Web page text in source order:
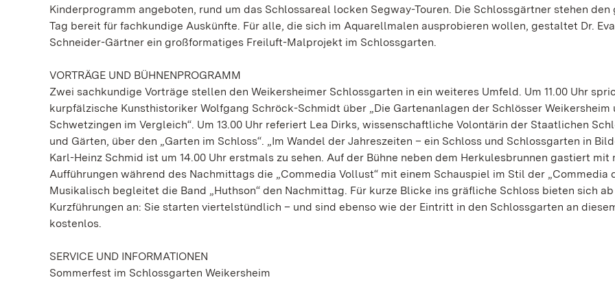
Kinderprogramm angeboten, rund um das Schlossareal locken Segway-Touren. Die Schlossgärtner stehen den
Tag bereit für fachkundige Auskünfte. Für alle, die sich im Aquarellmalen ausprobieren wollen, gestaltet Dr.
Schneider-Gärtner ein großformatiges Freiluft-Malprojekt im Schlossgarten.
VORTRÄGE UND BÜHNENPROGRAMM
Zwei sachkundige Vorträge stellen den Weikersheimer Schlossgarten in ein weiteres Umfeld. Um 11.00 Uhr
kurpfälzische Kunsthistoriker Wolfgang Schröck-Schmidt über „Die Gartenanlagen der Schlösser Weikersheim
Schwetzingen im Vergleich“. Um 13.00 Uhr referiert Lea Dirks, wissenschaftliche Volontärin der Staatlichen
und Gärten, über den „Garten im Schloss“. „Im Wandel der Jahreszeiten – ein Schloss und Schlossgarten in
Karl-Heinz Schmid ist um 14.00 Uhr erstmals zu sehen. Auf der Bühne neben dem Herkulesbrunnen gastiert mit
Aufführungen während des Nachmittags die „Commedia Vollust“ mit einem Schauspiel im Stil der „Commedia
Musikalisch begleitet die Band „Huthson“ den Nachmittag. Für kurze Blicke ins gräfliche Schloss bieten sich ab
Kurzführungen an: Sie starten viertelstündlich – und sind ebenso wie der Eintritt in den Schlossgarten an
kostenlos.
SERVICE UND INFORMATIONEN
Sommerfest im Schlossgarten Weikersheim